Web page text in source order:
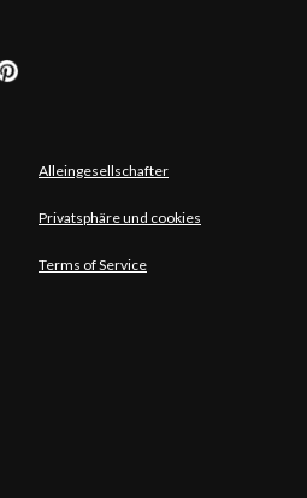
Alleingesellschafter
Privatsphäre und cookies
Terms of Service